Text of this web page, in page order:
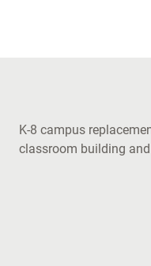
K-8 campus
classroom building